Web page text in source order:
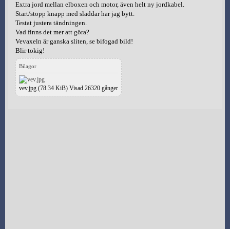
Extra jord mellan elboxen och motor, även helt ny jordkabel.
Start/stopp knapp med sladdar har jag bytt.
Testat justera tändningen.
Vad finns det mer att göra?
Vevaxeln är ganska sliten, se bifogad bild!
Blir tokig!
Bilagor
vev.jpg (78.34 KiB) Visad 26320 gånger